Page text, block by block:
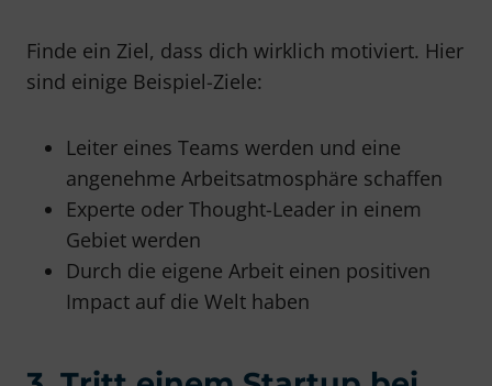
Finde ein Ziel, dass dich wirklich motiviert. Hier
sind einige Beispiel-Ziele:
Leiter eines Teams werden und eine
angenehme Arbeitsatmosphäre schaffen
Experte oder Thought-Leader in einem
Gebiet werden
Durch die eigene Arbeit einen positiven
Impact auf die Welt haben